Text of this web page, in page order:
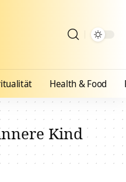
Health & Food
Kind